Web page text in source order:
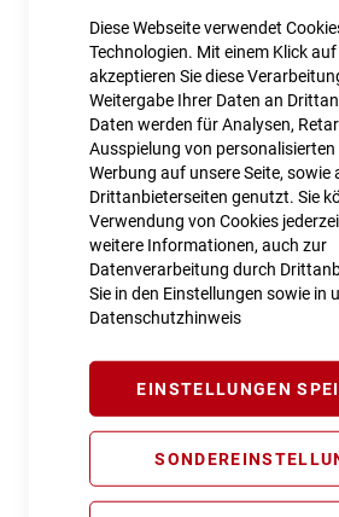
Diese Webseite verwendet
Technologien. Mit einem Klick
akzeptieren Sie diese
Weitergabe Ihrer Daten an
Daten werden für Analysen,
Ausspielung von
Werbung auf unsere Seite, sowie
Drittanbieterseiten genutzt. Sie
Verwendung von Cookies
weitere Informationen, auch zur
Datenverarbeitung durch
Sie in den Einstellungen sowie in
Datenschutzhinweis
EINSTELLUNGEN
Inkl. MwSt., nur
ACID Gepäckträgertasche
69,99 €
Inkl. MwSt., nur